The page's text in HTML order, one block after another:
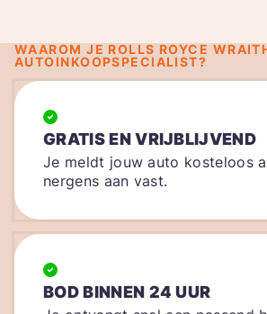
WAAROM JE ROLLS ROYCE
AUTOINKOOPSPECIALIST?
GRATIS EN VRIJBLIJVEND
Je meldt jouw auto kosteloos
nergens aan vast.
BOD BINNEN 24 UUR